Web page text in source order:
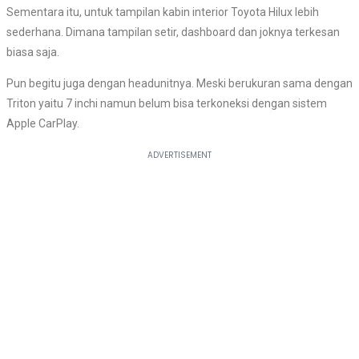
Sementara itu, untuk tampilan kabin interior Toyota Hilux lebih
sederhana. Dimana tampilan setir, dashboard dan joknya terkesan
biasa saja.
Pun begitu juga dengan headunitnya. Meski berukuran sama dengan
Triton yaitu 7 inchi namun belum bisa terkoneksi dengan sistem
Apple CarPlay.